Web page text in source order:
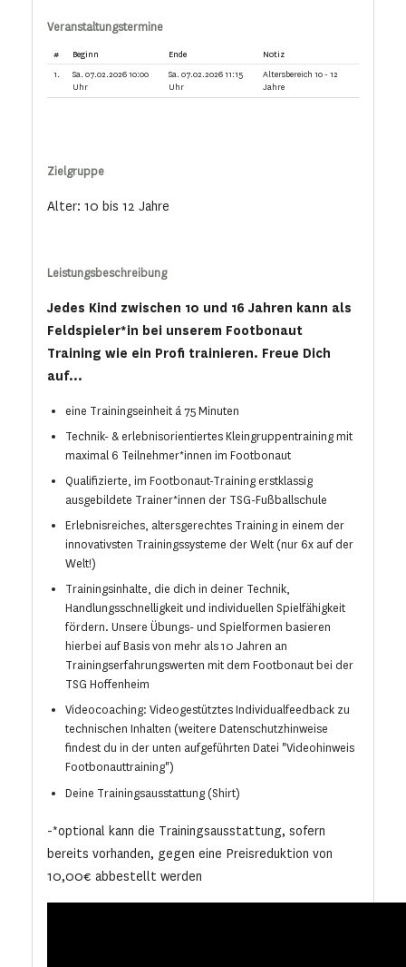
Veranstaltungstermine
# Beginn Ende
Notiz
1.
Sa. 07.02.2026 10:00
Uhr
Sa. 07.02.2026 11:15
Uhr
Altersbereich 10 - 12
Jahre
Zielgruppe
Alter: 10 bis 12 Jahre
Leistungsbeschreibung
Jedes Kind zwischen 10 und 16 Jahren kann als
Feldspieler*in bei unserem Footbonaut
Training wie ein Profi trainieren. Freue Dich
auf...
eine Trainingseinheit á 75 Minuten
Technik- & erlebnisorientiertes Kleingruppentraining mit
maximal 6 Teilnehmer*innen im Footbonaut
Qualifizierte, im Footbonaut-Training erstklassig
ausgebildete Trainer*innen der TSG-Fußballschule
Erlebnisreiches, altersgerechtes Training in einem der
innovativsten Trainingssysteme der Welt (nur 6x auf der
Welt!)
Trainingsinhalte, die dich in deiner Technik,
Handlungsschnelligkeit und individuellen Spielfähigkeit
fördern. Unsere Übungs- und Spielformen basieren
hierbei auf Basis von mehr als 10 Jahren an
Trainingserfahrungswerten mit dem Footbonaut bei der
TSG Hoffenheim
Videocoaching: Videogestütztes Individualfeedback zu
technischen Inhalten (weitere Datenschutzhinweise
findest du in der unten aufgeführten Datei "Videohinweis
Footbonauttraining")
Deine Trainingsausstattung (Shirt)
-*optional kann die Trainingsausstattung, sofern
bereits vorhanden, gegen eine Preisreduktion von
10,00€ abbestellt werden